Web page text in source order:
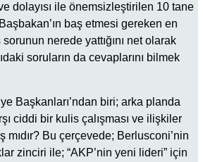
dolayısı ile önemsizleştirilen 10 tane
baş etmesi gereken en
nerede yattığını net olarak
soruların da cevaplarını bilmek
Başkanları’ndan biri; arka planda
ciddi bir kulis çalışması ve ilişkiler
mıdır? Bu çerçevede; Berlusconi’nin
zinciri ile; “AKP’nin yeni lideri” için